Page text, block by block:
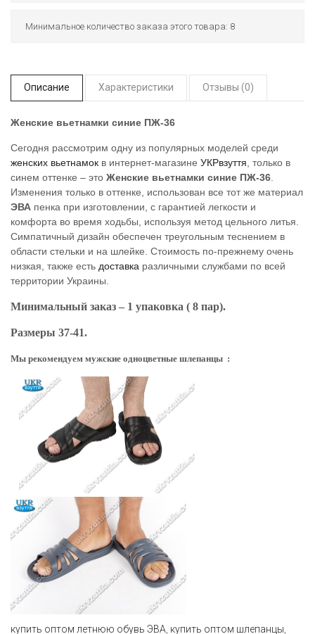
Минимальное количество заказа этого товара: 8
Описание Характеристики Отзывы (0)
Женские вьетнамки синие ПЖ-36
Сегодня рассмотрим одну из популярных моделей среди
женских вьетнамок в интернет-магазине УКРвзуття , только в
синем оттенке – это Женские вьетнамки синие ПЖ-36
Изменения только в оттенке, использован все тот же материал
ЭВА пенка при изготовлении, с гарантией легкости и
комфорта во время ходьбы, используя метод цельного литья.
Симпатичный дизайн обеспечен треугольным теснением в
области стельки и на шлейке. Стоимость по-прежнему очень
низкая, также есть доставка различными службами по всей
территории Украины.
Минимальный заказ – 1 упаковка ( 8 пар).
Размеры 37-41.
Мы рекомендуем мужские одноцветные шлепанцы :
купить оптом летнюю обувь ЭВА купить оптом шлепанцы